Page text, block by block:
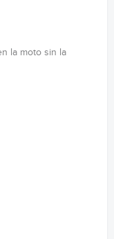
la moto sin la